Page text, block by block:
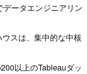
ータエンジニアリン
スは、集中的な中核
以上のTableauダッ